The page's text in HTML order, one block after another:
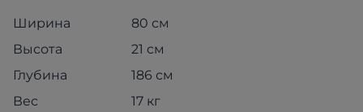
Ширина
80 см
Высота
21 см
Глубина
186 см
Вес
17 кг